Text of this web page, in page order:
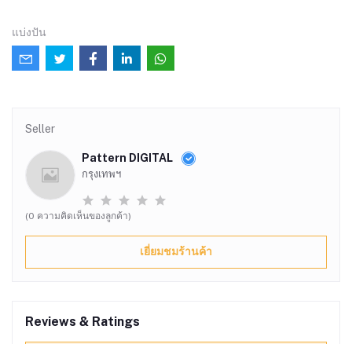
แบ่งปัน
Seller
Pattern DIGITAL
กรุงเทพฯ
(0 ความคิดเห็นของลูกค้า)
เยี่ยมชมร้านค้า
Reviews & Ratings